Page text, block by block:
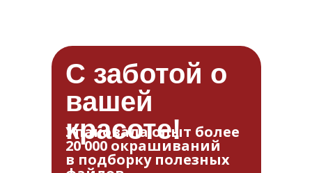
Упаковала опыт более
20 000 окрашиваний
в подборку полезных
С заботой о
вашей
красоте!